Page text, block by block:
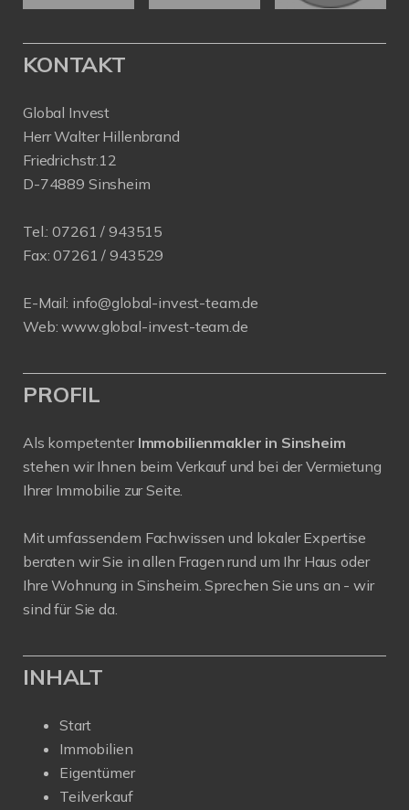
KONTAKT
Global Invest
Herr Walter Hillenbrand
Friedrichstr.12
D-74889 Sinsheim
Tel.:07261 / 943515
Fax: 07261 / 943529
E-Mail: info@global-invest-team.de
Web:www.global-invest-team.de
PROFIL
Als kompetenter Immobilienmakler in Sinsheim
stehen wir Ihnen beim Verkauf und bei der Vermietung
Ihrer Immobilie zur Seite.
Mit umfassendem Fachwissen und lokaler Expertise
beraten wir Sie in allen Fragen rund um Ihr Haus oder
Ihre Wohnung in Sinsheim. Sprechen Sie uns an - wir
sind für Sie da.
INHALT
Start
Immobilien
Eigentümer
Teilverkauf